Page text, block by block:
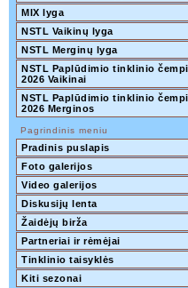
MIX lyga
NSTL Vaikinų lyga
NSTL Merginų lyga
NSTL Paplūdimio tinklinio
2026 Vaikinai
NSTL Paplūdimio tinklinio
2026 Merginos
Pagrindinis meniu
Pradinis puslapis
Foto galerijos
Video galerijos
Diskusijų lenta
Žaidėjų birža
Partneriai ir rėmėjai
Tinklinio taisyklės
Kiti sezonai